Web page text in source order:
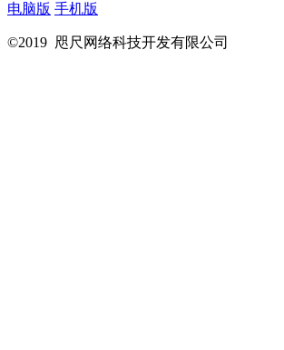
电脑版 手机版
©2019 咫尺网络科技开发有限公司